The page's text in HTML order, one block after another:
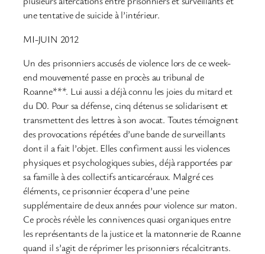
une tentative de suicide à l’intérieur.
MI-JUIN 2012
Un des prisonniers accusés de violence lors de ce week-
end mouvementé passe en procès au tribunal de
Roanne***. Lui aussi a déjà connu les joies du mitard et
du D0. Pour sa défense, cinq détenus se solidarisent et
transmettent des lettres à son avocat. Toutes témoignent
des provocations répétées d’une bande de surveillants
dont il a fait l’objet. Elles confirment aussi les violences
physiques et psychologiques subies, déjà rapportées par
sa famille à des collectifs anticarcéraux. Malgré ces
éléments, ce prisonnier écopera d’une peine
supplémentaire de deux années pour violence sur maton.
Ce procès révèle les connivences quasi organiques entre
les représentants de la justice et la matonnerie de Roanne
quand il s’agit de réprimer les prisonniers récalcitrants.